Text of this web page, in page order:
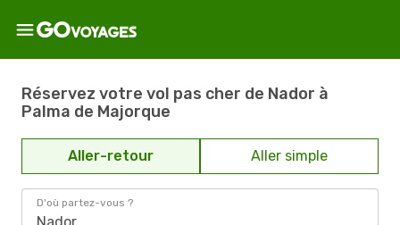
Réservez votre vol pas cher de Nador à
Palma de Majorque
Aller-retour Aller simple
D'où partez-vous ?